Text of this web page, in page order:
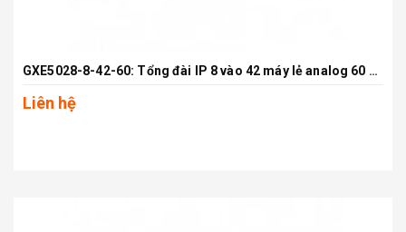
GXE5028-8-42-60: Tổng đài IP 8 vào 42 máy lẻ analog 60 máy lẻ IP
Liên hệ